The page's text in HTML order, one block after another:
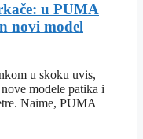
u PUMA
novi model
u skoku uvis,
modele patika i
Naime, PUMA